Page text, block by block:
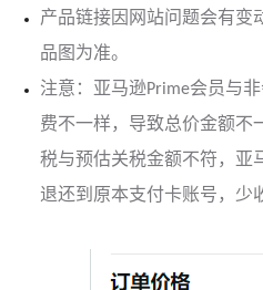
产品链接因网站问题会有变
品图为准。
注意：亚马逊Prime会员与
费不一样，导致总价金额不
税与预估关税金额不符，亚
退还到原本支付卡账号，少